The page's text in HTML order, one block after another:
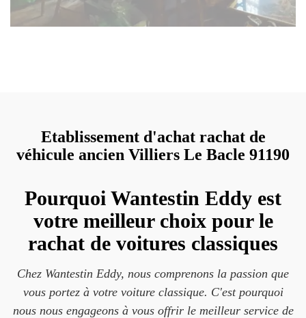
Etablissement d'achat rachat de
véhicule ancien Villiers Le Bacle 91190
Pourquoi Wantestin Eddy est
votre meilleur choix pour le
rachat de voitures classiques
Chez Wantestin Eddy, nous comprenons la passion que
vous portez à votre voiture classique. C'est pourquoi
nous nous engageons à vous offrir le meilleur service de